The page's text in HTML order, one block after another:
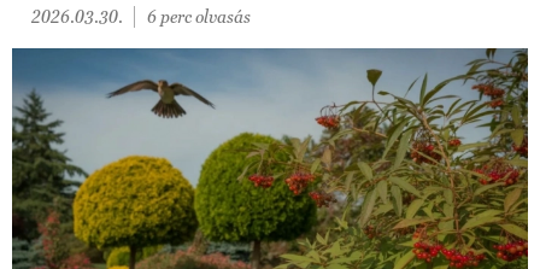
2026.03.30. 6 perc olvasás